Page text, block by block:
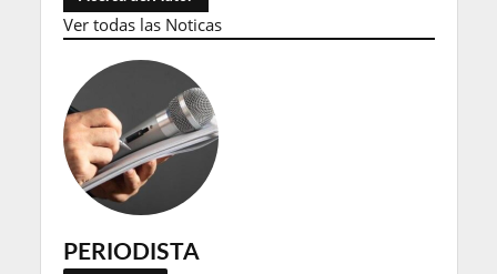
Ver todas las Noticas
PERIODISTA